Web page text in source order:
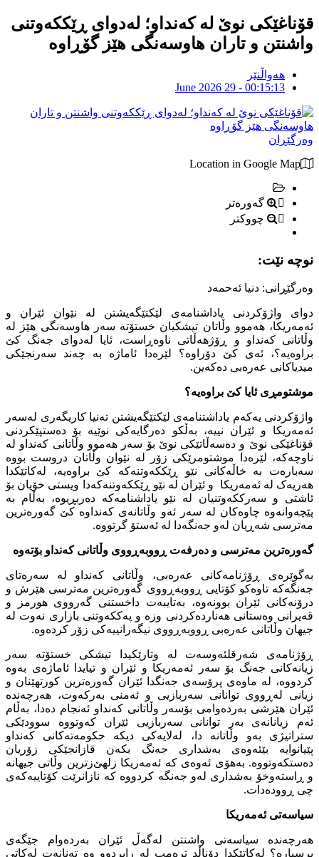
قۆناغێکی نوێ لە کەنداو؛ لەدوای ڕێککەوتنی
واشنتن و تاران هاوسەنگی هێز گۆڕاوە
هەواڵنێر
June 2026 29 - 00:15:13
وەرگێڕان
Location in Google Map
گەورەتر
چووکتر
نوچە نێت:
وەرگێڕانی: دنیا ئەحمەد
دوای واژۆکردنی یاداشنامەی لێکتێگەیشتن لە نێوان ئێران و
ئەمەریکا، هەموو وڵاتان تیشکیان خستۆتە سەر هاوسەنگی هێز لە
وڵاتانی کەنداو و ڕۆژهەڵاتی ناوەڕاست، ئایا لەدوای جەنگ کێ
براوەیە؟، ئەی کێ دۆراوە؟ لێرەدا ئاماژە بە چەند سەرنجێکی
میدیاکانی عەرەبی دەکەین.
موشتومڕی ئایا کێ براوەیە؟
واژۆکردنی یەکەم یاداشتنامەی لێکتێگەیشتن تەنیا کاریگەری لەسەر
ئەمەریکا و ئێران نییە، بەڵکو دەرگایەکی نوێیە بۆ دەستپێکردنی
قۆناغێکی نوێ و دەسەڵاتێکی نوێ بۆ سەر هەموو وڵاتانی کەنداو لە
ناوچەکە، لێرەدا موشتومرێکی زۆر لە نێوان وڵاتان دروست بووە
سەبارەت بە خاڵەکانی نێو ڕێککەوتنەکە کێ براوەیە، لەکاتێکدا
هەریەک لە ئەمەریکا و ئێران لە نێو ڕێککەوتنەکەدا ویستی خۆیان بۆ
ئاشتی و سەرککەوتنیان لە نێو یاداشنامەکە دەربڕیوە، بەڵام بە
پێچەوانەوە چاوەکان لە سەر ئەو وڵاتانەی کەنداوە کێ گەورەترین
مەترسی شەڕیان لەو جەنگەدا لە ئەستۆ گرتووە.
گەورەترین مەترسی و دەرفەت ڕووبەڕووی وڵاتانی کەنداو بۆتەوە
بەگوێرەی ڕۆژنامەکانی عەرەبی، وڵاتانی کەنداو لە سەرەتای
جەنگەکە تاوەکو کۆتایی ڕووبەڕووی گەورەترین مەترسی هێرش و
درۆنەکانی ئێران بوونەوە، بەتایبەت داخستنی گەرووی هورمز و
قەیرانی وەستانی هەناردەکردنی وزە و پەککەوتنی بازاری نەوت لە
جیهان وڵاتانی عەرەبی ڕووبەڕووی نیگەرانییەکی زۆر کردەوە.
ڕۆژنامەی شەرقلئەوسەت لە وتارێکیدا تیشکی خستۆتە سەر
زیانەکانی جەنگ بۆ سەر ئەمەریکا و ئێران و تیایدا ئاماژەی بەوە
کردووە، لە ماوەی پرۆسەی جەنگدا ئێران گەورەترین کورتهێنان و
زیانی لەڕووی توانانی سەربازیی و ئەمنی بەرکەوت، هەرچەندە
ئێران هێرشی بەردەوامی بۆسەر وڵاتانی کەنداو ئەنجام دەدا، بەڵام
ئەم زیانانەی بەر توانانی سەربازیی ئێران کەوتووە سوودێکی
ستراتیژی بەو وڵاتانە دا، لەلایەکی دیکە حکومەتەکانی کەنداو
پێیانوایە بێئەوەی بەشداری جەنگ بکەن قازانجێکی زۆریان
دەستکەوتووە. بەهۆی ئەوەی کە ئەمەریکا زلهێ‌زترین وڵاتی جیهانە
و ڕاستەوخۆ بەشداری لەو جەنگە کردووە کە نازانرێت کۆتاییەکەی
چی ڕوودەدات.
سیاسەتی ئەمەریکا
هەرچەندە سیاسەتی واشنتن لەگەڵ ئێران بەردەوام جێگەی
پرسیارە؟ لەکاتێکدا دۆناڵد ترەمپ لە رابردوو وە تەنانەت لەکاتی